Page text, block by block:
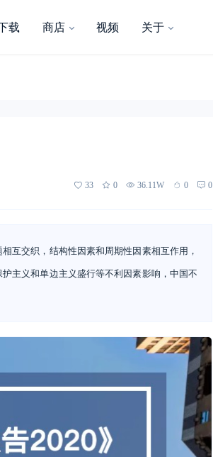
载 商店 视频 关于
33 0 36.11W 0 0
互交织，结构性因素和周期性因素相互作用，
主义和单边主义盛行等不利因素影响，中国不